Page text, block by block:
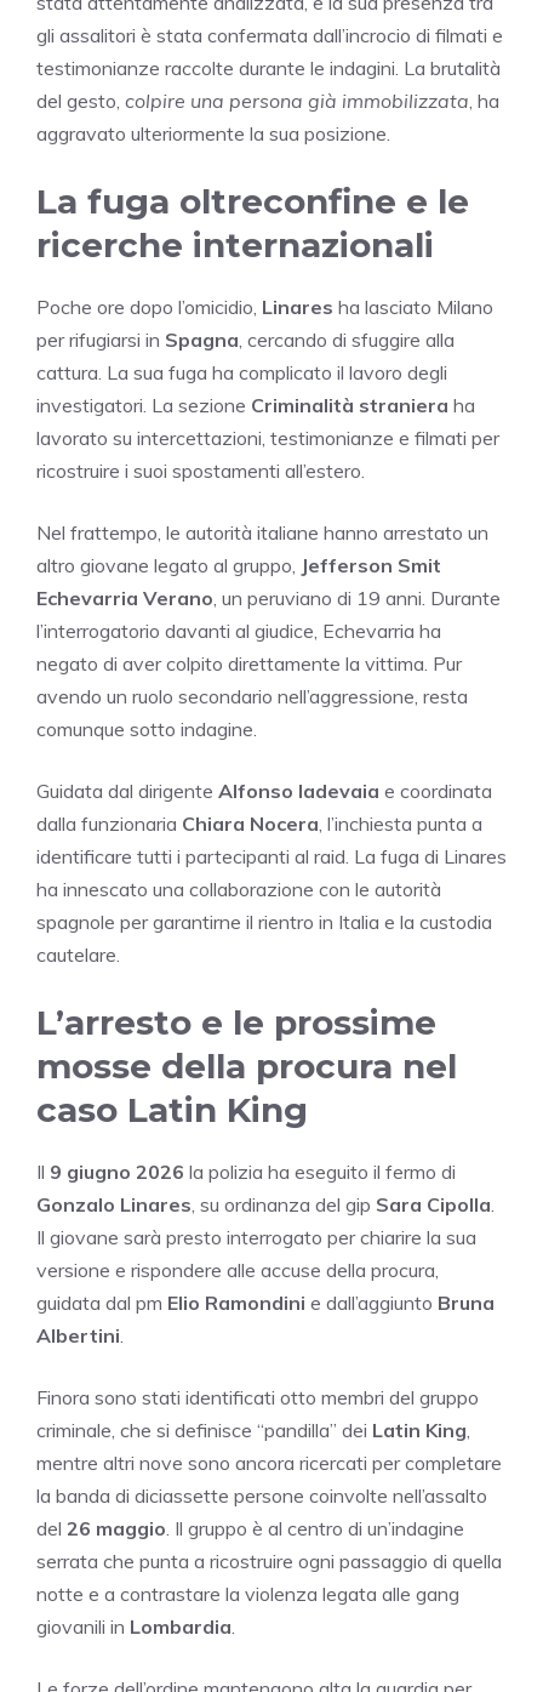
gli assalitori è stata confermata dall’incrocio di filmati e
testimonianze raccolte durante le indagini. La brutalità
del gesto, colpire una persona già immobilizzata , ha
aggravato ulteriormente la sua posizione.
La fuga oltreconfine e le
ricerche internazionali
Poche ore dopo l’omicidio, Linares ha lasciato Milano
per rifugiarsi in Spagna , cercando di sfuggire alla
cattura. La sua fuga ha complicato il lavoro degli
investigatori. La sezione Criminalità straniera ha
lavorato su intercettazioni, testimonianze e filmati per
ricostruire i suoi spostamenti all’estero.
Nel frattempo, le autorità italiane hanno arrestato un
altro giovane legato al gruppo, Jefferson Smit
Echevarria Verano , un peruviano di 19 anni. Durante
l’interrogatorio davanti al giudice, Echevarria ha
negato di aver colpito direttamente la vittima. Pur
avendo un ruolo secondario nell’aggressione, resta
comunque sotto indagine.
Guidata dal dirigente Alfonso Iadevaia e coordinata
dalla funzionaria Chiara Nocera , l’inchiesta punta a
identificare tutti i partecipanti al raid. La fuga di Linares
ha innescato una collaborazione con le autorità
spagnole per garantirne il rientro in Italia e la custodia
cautelare.
L’arresto e le prossime
mosse della procura nel
caso Latin King
Il 9 giugno 2026 la polizia ha eseguito il fermo di
Gonzalo Linares , su ordinanza del gip Sara Cipolla
Il giovane sarà presto interrogato per chiarire la sua
versione e rispondere alle accuse della procura,
guidata dal pm Elio Ramondini e dall’aggiunto Bruna
Albertini
Finora sono stati identificati otto membri del gruppo
criminale, che si definisce “pandilla” dei Latin King
mentre altri nove sono ancora ricercati per completare
la banda di diciassette persone coinvolte nell’assalto
del 26 maggio . Il gruppo è al centro di un’indagine
serrata che punta a ricostruire ogni passaggio di quella
notte e a contrastare la violenza legata alle gang
giovanili in Lombardia